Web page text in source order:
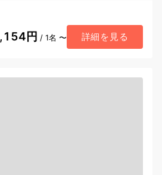
円 / 1名 〜 詳細を見る